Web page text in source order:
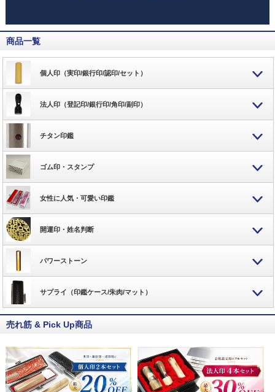
商品一覧
個人印（実印/銀行印/認印/セット）
法人印（登記印/銀行印/角印/副印）
チタン印鑑
ゴム印・スタンプ
女性に人気・可愛い印鑑
開運印・姓名判断
パワーストーン
サプライ（印鑑ケース/朱肉/マット）
売れ筋 & Pick Up商品